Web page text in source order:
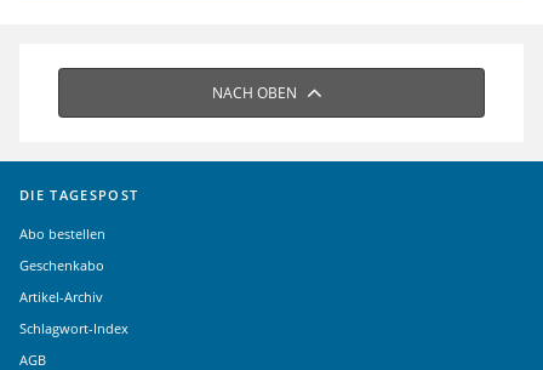
NACH OBEN
DIE TAGESPOST
Abo bestellen
Geschenkabo
Artikel-Archiv
Schlagwort-Index
AGB